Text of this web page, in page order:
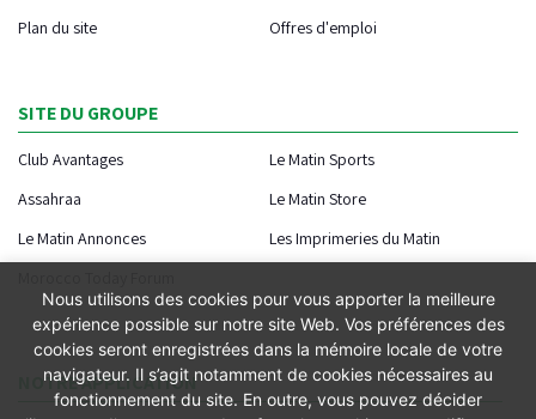
Plan du site
Offres d'emploi
SITE DU GROUPE
Club Avantages
Le Matin Sports
Assahraa
Le Matin Store
Le Matin Annonces
Les Imprimeries du Matin
NOTRE APPLICATION
Nous utilisons des cookies pour vous apporter la meilleure
expérience possible sur notre site Web. Vos préférences des
cookies seront enregistrées dans la mémoire locale de votre
navigateur. Il s’agit notamment de cookies nécessaires au
fonctionnement du site. En outre, vous pouvez décider